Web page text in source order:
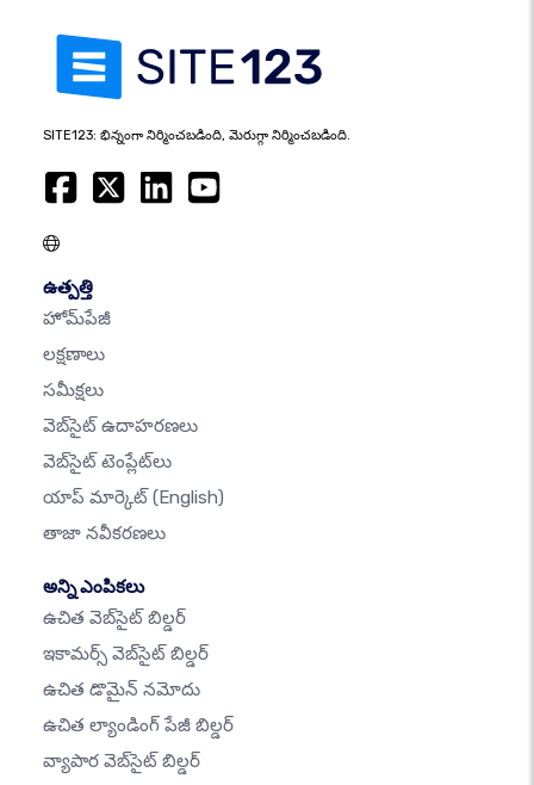
SITE123: భిన్నంగా నిర్మించబడింది, మెరుగ్గా నిర్మించబడింది.
ఉత్పత్తి
హోమ్‌పేజీ
లక్షణాలు
సమీక్షలు
వెబ్‌సైట్ ఉదాహరణలు
వెబ్‌సైట్ టెంప్లేట్‌లు
యాప్ మార్కెట్ (English)
తాజా నవీకరణలు
అన్ని ఎంపికలు
ఉచిత వెబ్‌సైట్ బిల్డర్
ఇకామర్స్ వెబ్‌సైట్ బిల్డర్
ఉచిత డొమైన్ నమోదు
ఉచిత ల్యాండింగ్ పేజీ బిల్డర్
వ్యాపార వెబ్‌సైట్ బిల్డర్